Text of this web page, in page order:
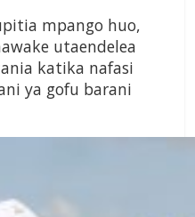
mpango huo,
utaendelea
katika nafasi
ya gofu barani